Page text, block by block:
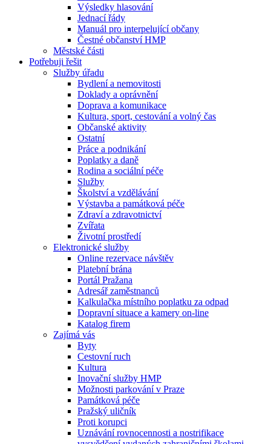
Výsledky hlasování
Jednací řády
Manuál pro interpelující občany
Čestné občanství HMP
Městské části
Potřebuji řešit
Služby úřadu
Bydlení a nemovitosti
Doklady a oprávnění
Doprava a komunikace
Kultura, sport, cestování a volný čas
Občanské aktivity
Ostatní
Práce a podnikání
Poplatky a daně
Rodina a sociální péče
Služby
Školství a vzdělávání
Výstavba a památková péče
Zdraví a zdravotnictví
Zvířata
Životní prostředí
Elektronické služby
Online rezervace návštěv
Platební brána
Portál Pražana
Adresář zaměstnanců
Kalkulačka místního poplatku za odpad
Dopravní situace a kamery on-line
Katalog firem
Zajímá vás
Byty
Cestovní ruch
Kultura
Inovační služby HMP
Možnosti parkování v Praze
Památková péče
Pražský uličník
Proti korupci
Uznávání rovnocennosti a nostrifikace